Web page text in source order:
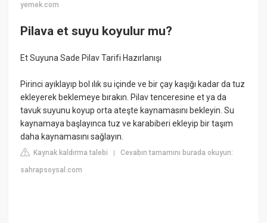
yemek.com
Pilava et suyu koyulur mu?
Et Suyuna Sade Pilav Tarifi Hazırlanışı
Pirinci ayıklayıp bol ılık su içinde ve bir çay kaşığı kadar da tuz
ekleyerek beklemeye bırakın. Pilav tenceresine et ya da
tavuk suyunu koyup orta ateşte kaynamasını bekleyin. Su
kaynamaya başlayınca tuz ve karabiberi ekleyip bir taşım
daha kaynamasını sağlayın.
Kaynak kaldırma talebi |Cevabın tamamını burada okuyun:
sahrapsoysal.com